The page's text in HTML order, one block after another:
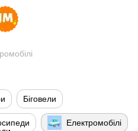
Біговели
Електромобілі